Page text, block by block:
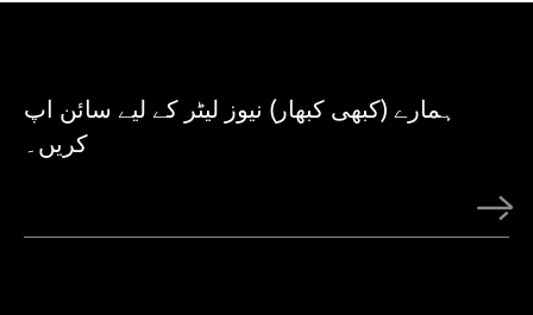
ہمارے (کبھی کبھار) نیوز لیٹر کے لیے سائن اپ
کریں۔